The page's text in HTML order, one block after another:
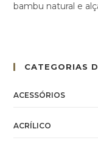
bambu natural e
CATEGORIAS
ACESSÓRIOS
ACRÍLICO